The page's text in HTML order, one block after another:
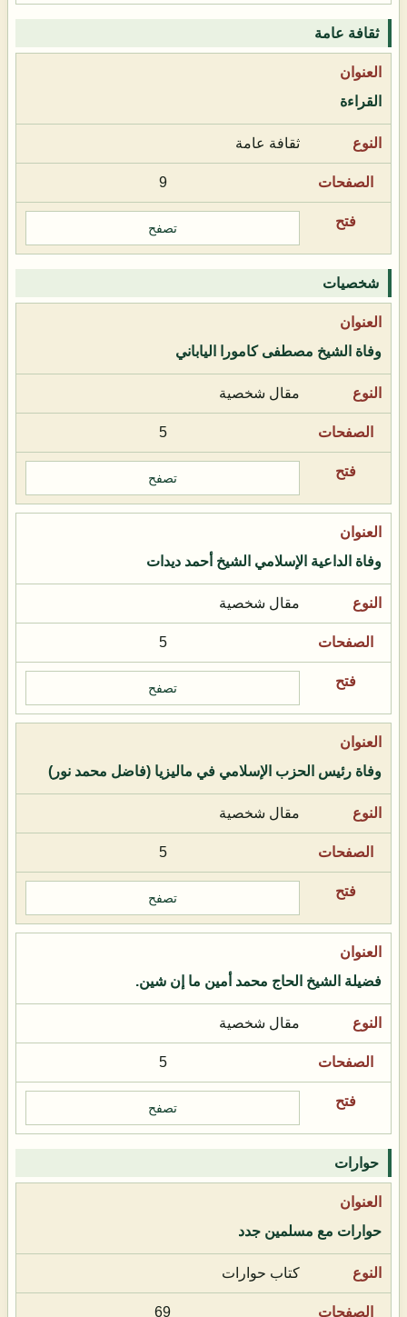
ثقافة عامة
القراءة
ثقافة عامة
9
تصفح
شخصيات
وفاة الشيخ مصطفى كامورا الياباني
مقال شخصية
5
تصفح
وفاة الداعية الإسلامي الشيخ أحمد ديدات
مقال شخصية
5
تصفح
وفاة رئيس الحزب الإسلامي في ماليزيا (فاضل محمد نور)
مقال شخصية
5
تصفح
فضيلة الشيخ الحاج محمد أمين ما إن شين.
مقال شخصية
5
تصفح
حوارات
حوارات مع مسلمين جدد
كتاب حوارات
69